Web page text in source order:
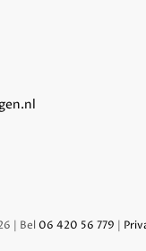
| Bel 06 420 56 779 |